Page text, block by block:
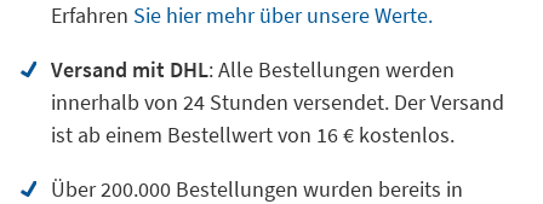
Erfahren Sie hier mehr über unsere Werte.
Versand mit DHL: Alle Bestellungen werden
innerhalb von 24 Stunden versendet. Der Versand
ist ab einem Bestellwert von 16 € kostenlos.
Über 200.000 Bestellungen wurden bereits in